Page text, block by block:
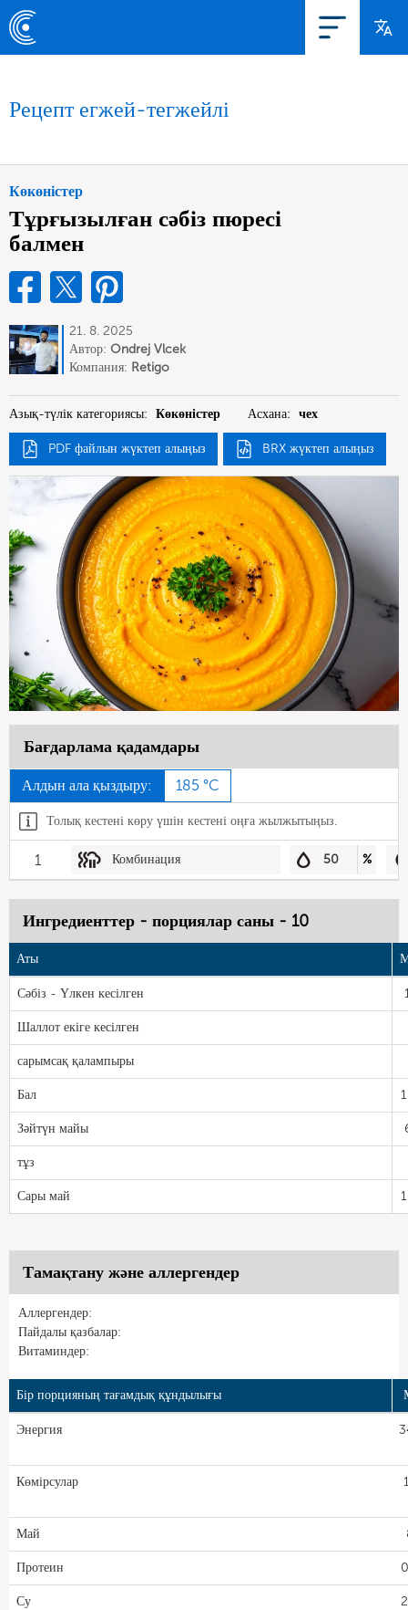
Рецепт егжей-тегжейлі
Көкөністер
Тұрғызылған сәбіз пюресі
балмен
21. 8. 2025
Автор: Ondrej Vlcek
Компания: Retigo
Азық-түлік категориясы: Көкөністер Асхана: чех
PDF файлын жүктеп алыңыз BRX жүктеп алыңыз
Бағдарлама қадамдары
Алдын ала қыздыру: 185 °C
Толық кестені көру үшін кестені оңға жылжытыңыз.
1 Комбинация 50 %
Ингредиенттер - порциялар саны - 10
Аты
Сәбіз - Үлкен кесілген
Шаллот екіге кесілген
сарымсақ қалампыры
Бал
Зәйтүн майы
тұз
Сары май
Тамақтану және аллергендер
Аллергендер:
Пайдалы қазбалар:
Витаминдер:
Бір порцияның тағамдық құндылығы
Энергия
Көмірсулар
Май
Протеин
Су